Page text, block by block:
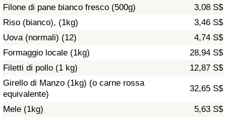
Filone di pane bianco fresco (500g)
3,08 S$
Riso (bianco), (1kg)
3,46 S$
Uova (normali) (12)
4,74 S$
Formaggio locale (1kg)
28,94 S$
Filetti di pollo (1 kg)
12,87 S$
Girello di Manzo (1kg) (o carne rossa
equivalente)
32,65 S$
Mele (1kg)
5,63 S$
Indice dell’Assistenza Sanitaria (Corrente)
Indice dell’Assistenza Sanitaria
Indice dell’Assistenza Sanitaria per
Nazione
Inquinamento